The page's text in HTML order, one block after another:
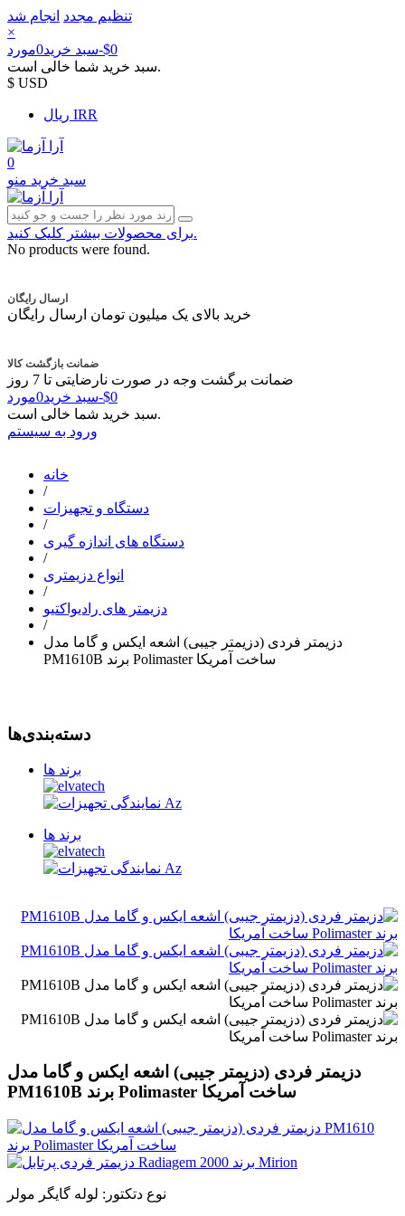
تنظیم مجدد انجام شد
×
سبد خرید0مورد -‎$0
سبد خرید شما خالی است.
$ USD
ریال IRR
0
سبد خرید منو
برای محصولات بیشتر کلیک کنید.
No products were found.
ارسال رایگان
خرید بالای یک میلیون تومان ارسال رایگان
ضمانت بازگشت کالا
ضمانت برگشت وجه در صورت نارضایتی تا 7 روز
سبد خرید0مورد -‎$0
سبد خرید شما خالی است.
ورود به سیستم
خانه
/
دستگاه و تجهیزات
/
دستگاه های اندازه گیری
/
انواع دزیمتری
/
دزیمتر های رادیواکتیو
/
دزیمتر فردی (دزیمتر جیبی) اشعه ایکس و گاما مدل
PM1610B برند Polimaster ساخت آمریکا
دسته‌بندی‌ها
برند ها
برند ها
دزیمتر فردی (دزیمتر جیبی) اشعه ایکس و گاما مدل
PM1610B برند Polimaster ساخت آمریکا
نوع دتکتور: لوله گایگر مولر